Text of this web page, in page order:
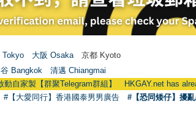
Tokyo 大阪 Osaka 京都 Kyoto
Bangkok
清邁 Chiangmai
自家製【群聚Telegram群組】 HKGAY.net has
#【大愛同行】香港國泰男男廣告 #【恐同矮仔】擾